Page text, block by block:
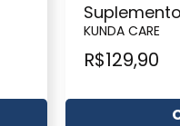
KUNDA CARE
R$129,90